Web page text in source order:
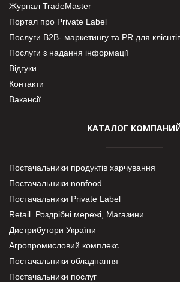
Журнал TradeMaster
Портал про Private Label
Послуги В2В- маркетингу та PR для
Послуги з надання інформації
Відгуки
Контакти
Вакансії
КАТАЛОГ
Постачальники продуктів харчування
Постачальники nonfood
Постачальники Private Label
Retail. Роздрібні мережі, Магазини
Дистрибутори України
Агропромисловий комплекс
Постачальники обладнання
Постачальники послуг